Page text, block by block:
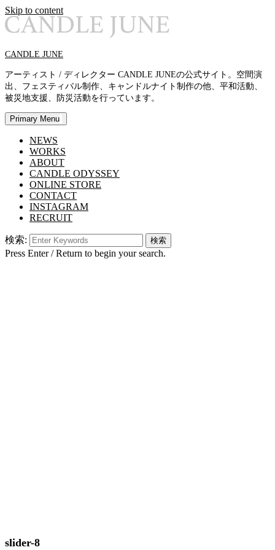
Skip to content
CANDLE JUNE
アーティスト / ディレクター CANDLE JUNEの公式サイト。空間演
出、フェスティバル制作、キャンドルナイト制作の他、平和活動、
被災地支援、防災活動を行っています。
Primary Menu
NEWS
WORKS
ABOUT
CANDLE ODYSSEY
ONLINE STORE
CONTACT
INSTAGRAM
RECRUIT
検索:
Press Enter / Return to begin your search.
slider-8